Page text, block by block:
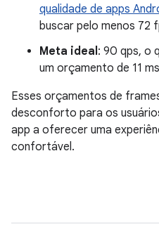
qualidade de apps
buscar pelo menos 72
Meta ideal: 90 qps, o
um orçamento de 11
Esses orçamentos de
desconforto para os
app a oferecer uma
confortável.